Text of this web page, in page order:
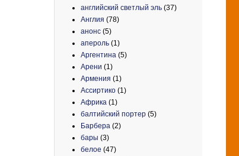
английский светлый эль (37)
Англия (78)
анонс (5)
апероль (1)
Аргентина (5)
Арени (1)
Армения (1)
Ассиртико (1)
Африка (1)
балтийский портер (5)
Барбера (2)
бары (3)
белое (47)